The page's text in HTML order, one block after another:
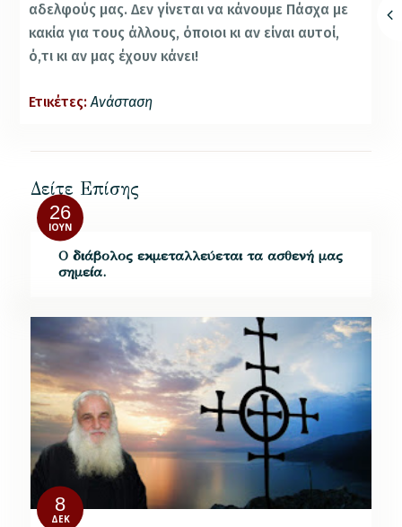
αδελφούς μας. Δεν γίνεται να κάνουμε Πάσχα με
κακία για τους άλλους, όποιοι κι αν είναι αυτοί,
ό,τι κι αν μας έχουν κάνει!
Ετικέτες: Ανάσταση
Δείτε Επίσης
26
ΙΟΎΝ
Ο διάβολος εκμεταλλεύεται τα ασθενή μας
σημεία.
8
ΔΕΚ